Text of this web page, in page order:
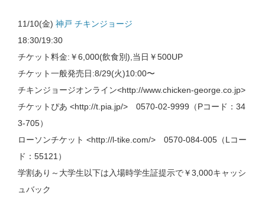
11/10(金) 神戸 チキンジョージ
18:30/19:30
チケット料金:￥6,000(飲食別),当日￥500UP
チケット一般発売日:8/29(火)10:00〜
チキンジョージオンライン<http://www.chicken-george.co.jp>
チケットぴあ <http://t.pia.jp/> 0570-02-9999（Pコード：34
3-705）
ローソンチケット <http://l-tike.com/> 0570-084-005（Lコー
ド：55121）
学割あり～大学生以下は入場時学生証提示で￥3,000キャッシ
ュバック